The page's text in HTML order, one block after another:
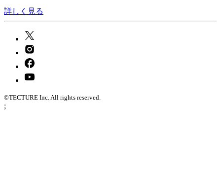
詳しく見る
©TECTURE Inc. All rights reserved.
;